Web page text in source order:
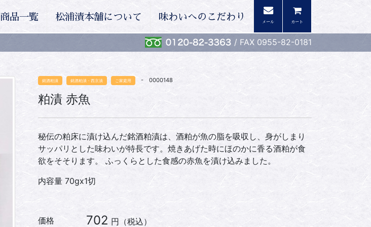
商品一覧 松浦漬本舗について 味わいへのこだわり
メール カート
/ FAX 0955-82-0181
銘酒粕漬 銘酒粕漬・西京漬 ご家庭用 - 0000148
粕漬 赤魚
秘伝の粕床に漬け込んだ銘酒粕漬は、酒粕が魚の脂を吸収し、身がしまり
サッパリとした味わいが特長です。焼きあげた時にほのかに香る酒粕が食
欲をそそります。 ふっくらとした食感の赤魚を漬け込みました。
内容量 70gx1切
価格 702 円（税込）